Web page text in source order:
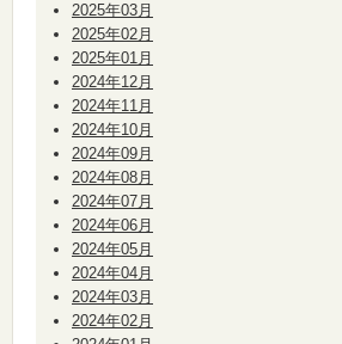
2025年03月
2025年02月
2025年01月
2024年12月
2024年11月
2024年10月
2024年09月
2024年08月
2024年07月
2024年06月
2024年05月
2024年04月
2024年03月
2024年02月